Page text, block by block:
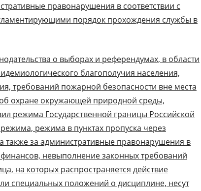
правонарушения в соответствии с
порядок прохождения службы в
о выборах и референдумах, в области
благополучия населения,
требований пожарной безопасности вне места
охране окружающей природной среды,
режима Государственной границы Российской
режима в пунктах пропуска через
также за административные правонарушения в
невыполнение законных требований
на которых распространяется действие
специальных положений о дисциплине, несут